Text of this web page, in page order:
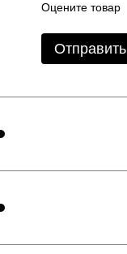
Оцените товар
Отправить